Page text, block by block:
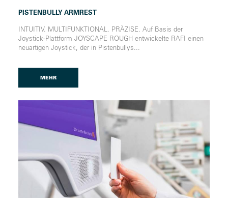
PISTENBULLY ARMREST
INTUITIV. MULTIFUNKTIONAL. PRÄZISE. Auf Basis der
Joystick-Plattform JOYSCAPE ROUGH entwickelte RAFI einen
neuartigen Joystick, der in Pistenbullys...
MEHR